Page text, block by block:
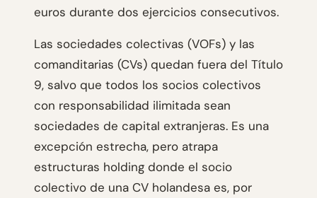
euros durante dos ejercicios consecutivos.
Las sociedades colectivas (VOFs) y las
comanditarias (CVs) quedan fuera del Título
9, salvo que todos los socios colectivos
con responsabilidad ilimitada sean
sociedades de capital extranjeras. Es una
excepción estrecha, pero atrapa
estructuras holding donde el socio
colectivo de una CV holandesa es, por